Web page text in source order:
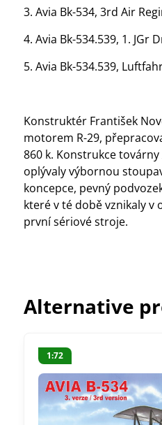
3. Avia Bk-534, 3rd Air
4. Avia Bk-534.539, 1. JGr
5. Avia Bk-534.539,
Konstruktér František
motorem R-29,
860 k. Konstrukce
oplývaly výbornou
koncepce, pevný
které v té době vznikaly v
první sériové stroje.
Alternative
1:72